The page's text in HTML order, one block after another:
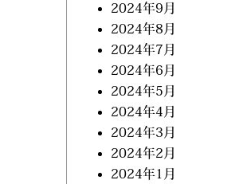
2024年9月
2024年8月
2024年7月
2024年6月
2024年5月
2024年4月
2024年3月
2024年2月
2024年1月